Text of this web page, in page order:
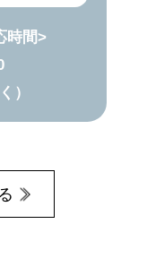
時間>
）